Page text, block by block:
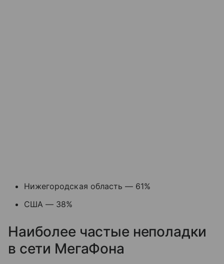
Нижегородская область — 61%
США — 38%
Наиболее частые неполадки
в сети МегаФона